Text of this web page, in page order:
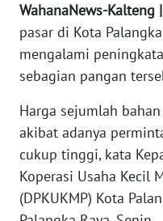
WahanaNews-Kalteng |
pasar di Kota
mengalami
sebagian pangan
Harga sejumlah
akibat adanya
cukup tinggi, kata
Koperasi Usaha Kecil
(DPKUKMP) Kota
KAMI
PEDOMAN
MEDIA
SIBER
REDAKSI
KARIR
DISCLAIMER